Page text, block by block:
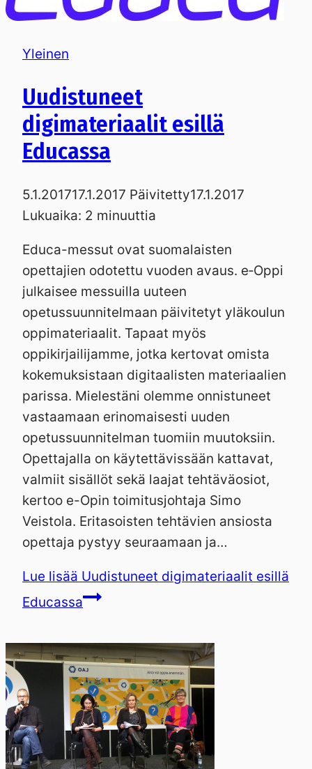
Yleinen
Uudistuneet
digimateriaalit esillä
Educassa
5.1.201717.1.2017 Päivitetty17.1.2017
Lukuaika: 2 minuuttia
Educa-messut ovat suomalaisten
opettajien odotettu vuoden avaus. e‑Oppi
julkaisee messuilla uuteen
opetussuunnitelmaan päivitetyt yläkoulun
oppimateriaalit. Tapaat myös
oppikirjailijamme, jotka kertovat omista
kokemuksistaan digitaalisten materiaalien
parissa. Mielestäni olemme onnistuneet
vastaamaan erinomaisesti uuden
opetussuunnitelman tuomiin muutoksiin.
Opettajalla on käytettävissään kattavat,
valmiit sisällöt sekä laajat tehtäväosiot,
kertoo e-Opin toimitusjohtaja Simo
Veistola. Eritasoisten tehtävien ansiosta
opettaja pystyy seuraamaan ja…
Lue lisää Uudistuneet digimateriaalit esillä
Educassa